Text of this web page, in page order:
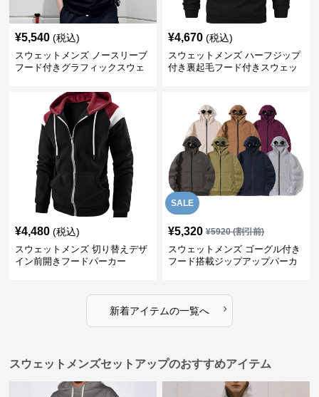
¥5,540 (税込)
スウェットメンズ ノースリーブ
フード付きグラフィックスウェ
¥4,670 (税込)
スウェットメンズ ハーフジップ
付き裏起毛フード付きスウェッ
¥4,480 (税込)
スウェットメンズ 切り替えデザ
イン前開きフードパーカー
SALE
¥5,320 ¥5920(割引前)
スウェットメンズ ゴーグル付き
フード搭載ジップアップパーカ
新着アイテムの一覧へ ›
スウェットメンズセットアップのおすすめアイテム